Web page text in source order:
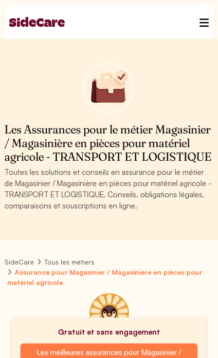
Les Assurances pour le métier Magasinier
/ Magasinière en pièces pour matériel
agricole - TRANSPORT ET LOGISTIQUE
Toutes les solutions et conseils en assurance pour le métier
de Magasinier / Magasinière en pièces pour matériel agricole -
TRANSPORT ET LOGISTIQUE. Conseils, obligations légales,
comparaisons et souscriptions en ligne.
SideCare
Tous les métiers
Assurance pour Magasinier / Magasinière en pièces pour
matériel agricole
Gratuit et sans engagement
Les meilleures assurances pour Magasinier /